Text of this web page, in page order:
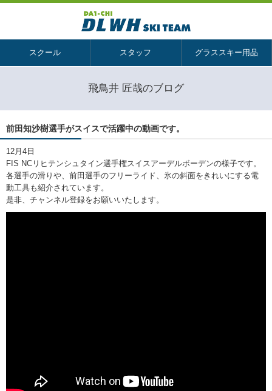
スクール スタッフ グラススキー用品
飛鳥井 匠哉のブログ
前田知沙樹選手がスイスで活躍中の動画です。
12月4日
FIS NCリヒテンシュタイン選手権スイスアーデルボーデンの様子です。
各選手の滑りや、前田選手のフリーライド、氷の斜面をきれいにする電
動工具も紹介されています。
是非、チャンネル登録をお願いいたします。